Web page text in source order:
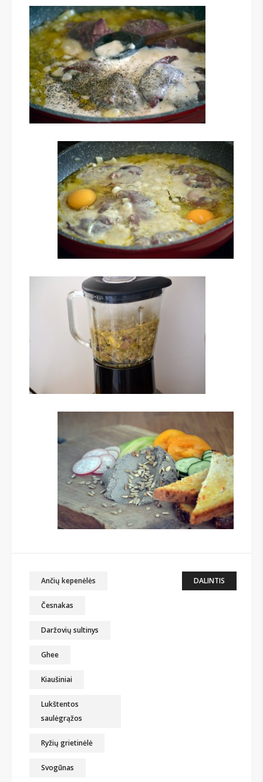
Ančių kepenėlės
Česnakas
Daržovių sultinys
Ghee
Kiaušiniai
Lukštentos
saulėgrąžos
Ryžių grietinėlė
Svogūnas
DALINTIS